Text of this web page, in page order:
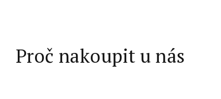
Proč nakoupit u nás